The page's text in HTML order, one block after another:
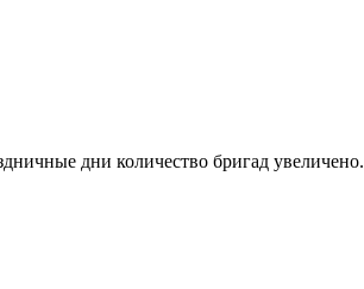
дни количество бригад увеличено.